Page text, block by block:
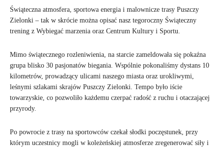
Świąteczna atmosfera, sportowa energia i malownicze trasy Puszczy
Zielonki – tak w skrócie można opisać nasz tegoroczny Świąteczny
trening z Wybiegać marzenia oraz Centrum Kultury i Sportu.
Mimo świątecznego rozleniwienia, na starcie zameldowała się pokaźna
grupa blisko 30 pasjonatów biegania. Wspólnie pokonaliśmy dystans 10
kilometrów, prowadzący ulicami naszego miasta oraz urokliwymi,
leśnymi szlakami skrajów Puszczy Zielonki. Tempo było iście
towarzyskie, co pozwoliło każdemu czerpać radość z ruchu i otaczającej
przyrody.
Po powrocie z trasy na sportowców czekał słodki poczęstunek, przy
którym uczestnicy mogli w koleżeńskiej atmosferze zregenerować siły i